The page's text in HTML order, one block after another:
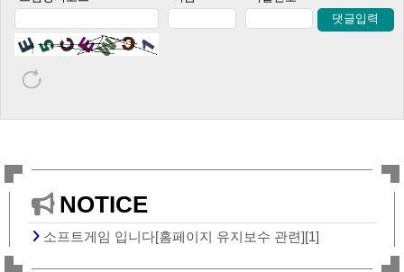
댓글입력
NOTICE
소프트게임 입니다[홈페이지 유지보수 관련][1]